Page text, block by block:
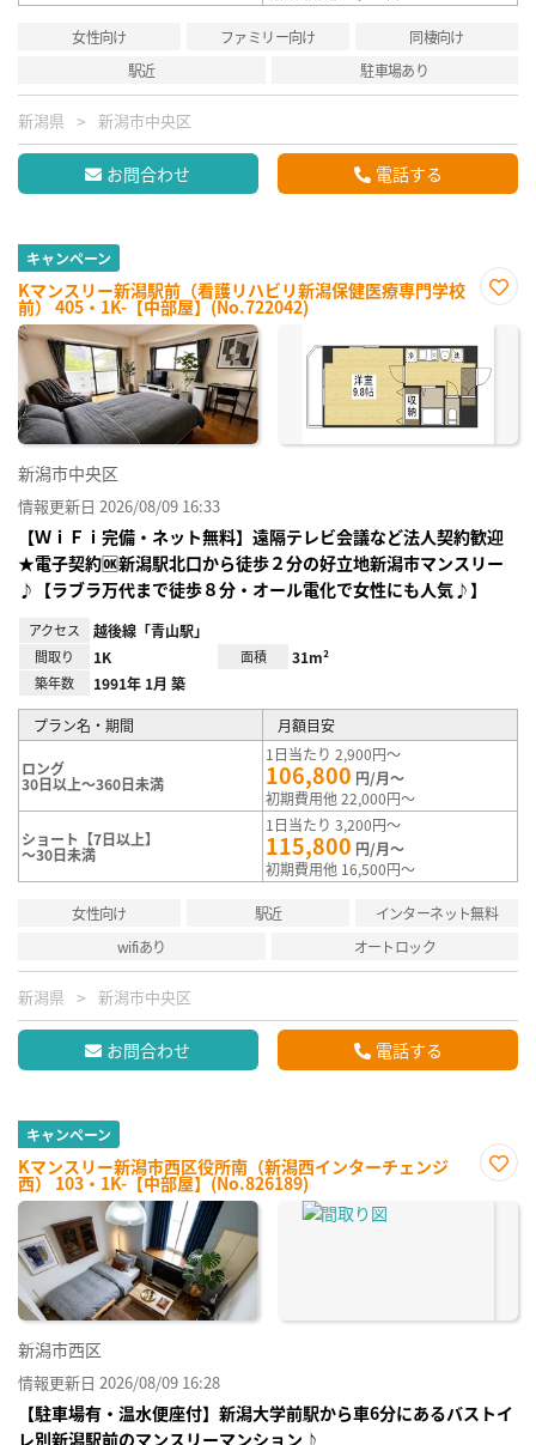
女性向け ファミリー向け
同棲向け
駅近
駐車場あり
新潟県 新潟市中央区
お問合わせ 電話する
キャンペーン
Kマンスリー新潟駅前（看護リハビリ新潟保健医療専門学校
前） 405・1K-【中部屋】(No.722042)
に入
録
新潟市中央区
情報更新日 2026/08/09 16:33
【ＷｉＦｉ完備・ネット無料】遠隔テレビ会議など法人契約歓迎
★電子契約🆗新潟駅北口から徒歩２分の好立地新潟市マンスリー
♪【ラブラ万代まで徒歩８分・オール電化で女性にも人気♪】
アクセス 越後線「青山駅」
間取り 1K 面積 31m²
築年数 1991年 1月 築
プラン名・期間 月額目安
ロング
30日以上～360日未満
1日当たり 2,900円～
106,800 円/月～
初期費用他 22,000円～
ショート【7日以上】
～30日未満
1日当たり 3,200円～
115,800 円/月～
初期費用他 16,500円～
女性向け 駅近
インターネット無料
wifiあり
オートロック
新潟県 新潟市中央区
お問合わせ 電話する
キャンペーン
Kマンスリー新潟市西区役所南（新潟西インターチェンジ
西） 103・1K-【中部屋】(No.826189)
に入
新潟市西区
情報更新日 2026/08/09 16:28
【駐車場有・温水便座付】新潟大学前駅から車6分にあるバストイ
レ別新潟駅前のマンスリーマンション♪